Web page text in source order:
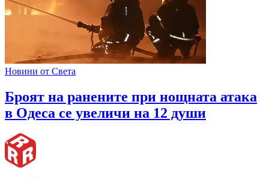
Новини от Света
Броят на ранените при нощната атака
в Одеса се увеличи на 12 души